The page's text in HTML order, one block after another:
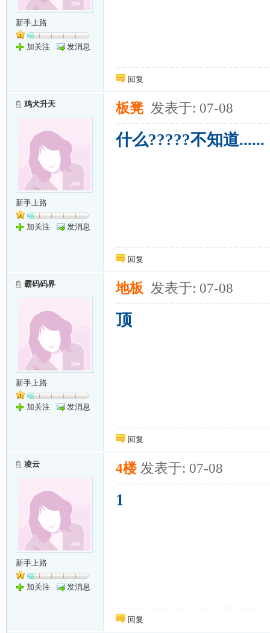
新手上路
加关注 发消息
回复
鸡犬升天
新手上路
加关注 发消息
板凳 发表于: 07-08
什么?????不知道......
回复
霸码码界
新手上路
加关注 发消息
地板 发表于: 07-08
顶
回复
凌云
新手上路
加关注 发消息
4楼 发表于: 07-08
1
回复